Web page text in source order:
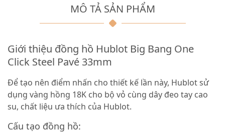
MÔ TẢ SẢN PHẨM
Giới thiệu đồng hồ Hublot Big Bang One
Click Steel Pavé 33mm
Để tạo nên điểm nhấn cho thiết kế lần này, Hublot sử
dụng vàng hồng 18K cho bộ vỏ cùng dây đeo tay cao
su, chất liệu ưa thích của Hublot.
Cấu tạo đồng hồ: